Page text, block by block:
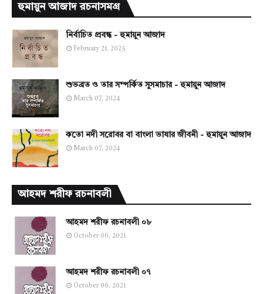
হুমায়ুন আজাদ রচনাসমগ্র
নির্বাচিত প্রবন্ধ - হুমায়ুন আজাদ
February 21, 2025
শুভব্রত ও তার সম্পর্কিত সুসমাচার - হুমায়ুন আজাদ
March 07, 2024
কতো নদী সরোবর বা বাংলা ভাষার জীবনী - হুমায়ুন আজাদ
March 07, 2024
আহমদ শরীফ রচনাবলী
আহমদ শরীফ রচনাবলী ০৮
October 06, 2021
আহমদ শরীফ রচনাবলী ০৭
October 06, 2021